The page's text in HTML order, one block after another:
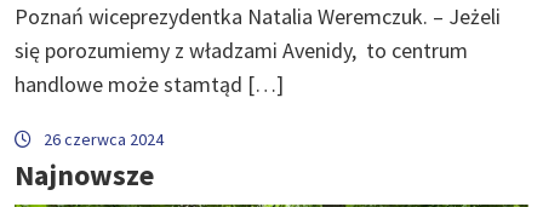
Poznań wiceprezydentka Natalia Weremczuk. – Jeżeli
się porozumiemy z władzami Avenidy, to centrum
handlowe może stamtąd […]
26 czerwca 2024
Najnowsze